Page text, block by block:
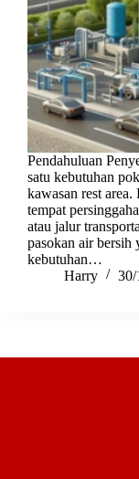
Pendahuluan
satu kebutuhan
kawasan rest area.
tempat
atau jalur
pasokan air bersih
kebutuhan…
Harry
30/